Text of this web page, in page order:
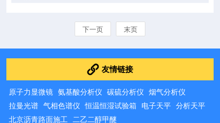
下一页 末页
友情链接
原子力显微镜 氨基酸分析仪 碳硫分析仪
烟气分析仪
拉曼光谱
气相色谱仪 恒温恒湿试验箱 电子天平
分析天平
北京沥青路面施工
二乙二醇甲醚